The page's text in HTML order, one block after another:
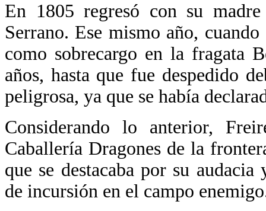
En 1805 regresó con su
Serrano. Ese mismo año,
como sobrecargo en la fragata
años, hasta que fue despedido
peligrosa, ya que se había
Considerando lo anterior,
Caballería Dragones de la
que se destacaba por su
de incursión en el campo